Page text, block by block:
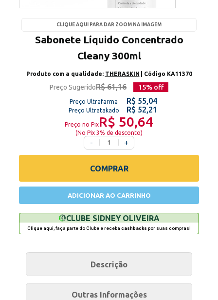
CLIQUE AQUI PARA DAR ZOOM NA IMAGEM
Sabonete Líquido Concentrado
Cleany 300ml
Produto com a qualidade: THERASKIN | Código KA11370
Preço SugeridoR$ 61,16 15% off
Preço Ultrafarma R$ 55,04
Preço Ultratakado R$ 52,21
Preço no PixR$ 50,64
(No Pix 3% de desconto)
- +
COMPRAR
ADICIONAR AO CARRINHO
CLUBE SIDNEY OLIVEIRA
Clique aqui, faça parte do Clube e receba cashbacks por suas compras!
Descrição
Outras Informações